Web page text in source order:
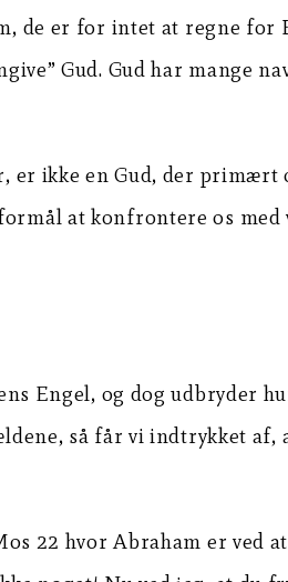
de er for intet at regne for
Gud. Gud har mange
ikke en Gud, der
at konfrontere os
Engel, og dog udbryder
så får vi indtrykket af,
22 hvor Abraham er ved